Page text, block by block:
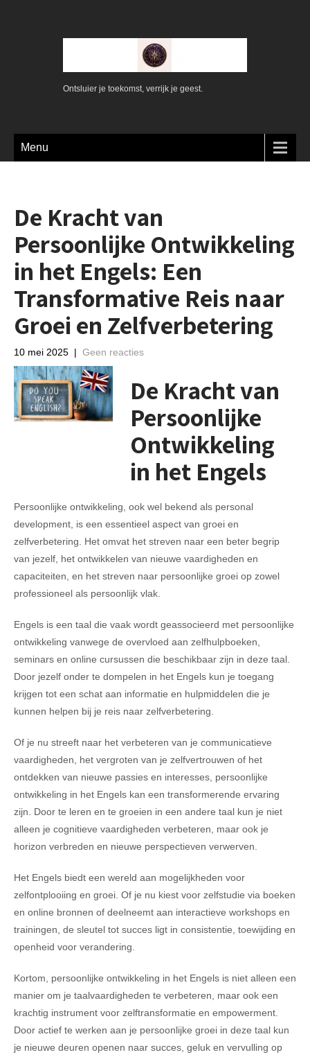
Ontsluier je toekomst, verrijk je geest.
Menu
De Kracht van
Persoonlijke Ontwikkeling
in het Engels: Een
Transformative Reis naar
Groei en Zelfverbetering
10 mei 2025 | Geen reacties
De Kracht van
Persoonlijke
Ontwikkeling
in het Engels
Persoonlijke ontwikkeling, ook wel bekend als personal
development, is een essentieel aspect van groei en
zelfverbetering. Het omvat het streven naar een beter begrip
van jezelf, het ontwikkelen van nieuwe vaardigheden en
capaciteiten, en het streven naar persoonlijke groei op zowel
professioneel als persoonlijk vlak.
Engels is een taal die vaak wordt geassocieerd met persoonlijke
ontwikkeling vanwege de overvloed aan zelfhulpboeken,
seminars en online cursussen die beschikbaar zijn in deze taal.
Door jezelf onder te dompelen in het Engels kun je toegang
krijgen tot een schat aan informatie en hulpmiddelen die je
kunnen helpen bij je reis naar zelfverbetering.
Of je nu streeft naar het verbeteren van je communicatieve
vaardigheden, het vergroten van je zelfvertrouwen of het
ontdekken van nieuwe passies en interesses, persoonlijke
ontwikkeling in het Engels kan een transformerende ervaring
zijn. Door te leren en te groeien in een andere taal kun je niet
alleen je cognitieve vaardigheden verbeteren, maar ook je
horizon verbreden en nieuwe perspectieven verwerven.
Het Engels biedt een wereld aan mogelijkheden voor
zelfontplooiing en groei. Of je nu kiest voor zelfstudie via boeken
en online bronnen of deelneemt aan interactieve workshops en
trainingen, de sleutel tot succes ligt in consistentie, toewijding en
openheid voor verandering.
Kortom, persoonlijke ontwikkeling in het Engels is niet alleen een
manier om je taalvaardigheden te verbeteren, maar ook een
krachtig instrument voor zelftransformatie en empowerment.
Door actief te werken aan je persoonlijke groei in deze taal kun
je nieuwe deuren openen naar succes, geluk en vervulling op